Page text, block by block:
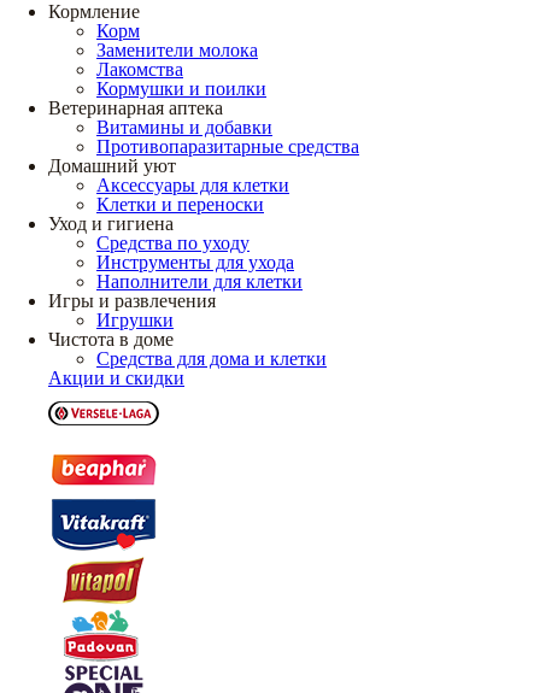
Кормление
Корм
Заменители молока
Лакомства
Кормушки и поилки
Ветеринарная аптека
Витамины и добавки
Противопаразитарные средства
Домашний уют
Аксессуары для клетки
Клетки и переноски
Уход и гигиена
Средства по уходу
Инструменты для ухода
Наполнители для клетки
Игры и развлечения
Игрушки
Чистота в доме
Средства для дома и клетки
Акции и скидки